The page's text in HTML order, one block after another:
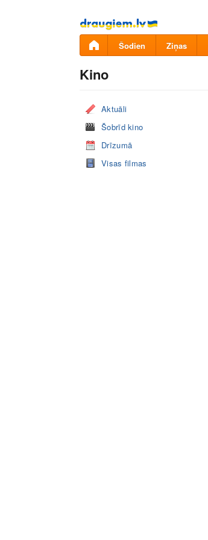
Pāriet
uz
saturu
Šodien Ziņas
Kino
Aktuāli
Šobrīd kino
Drīzumā
Visas filmas